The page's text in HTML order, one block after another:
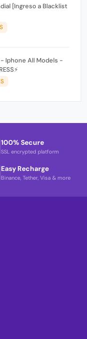
[Ingreso a Blacklist
Iphone All Models -
100% Secure
SSL encrypted platform
Easy Recharge
Binance, Tether, Visa & more